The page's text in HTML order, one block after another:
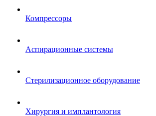
Компрессоры
Аспирационные системы
Стерилизационное оборудование
Хирургия и имплантология